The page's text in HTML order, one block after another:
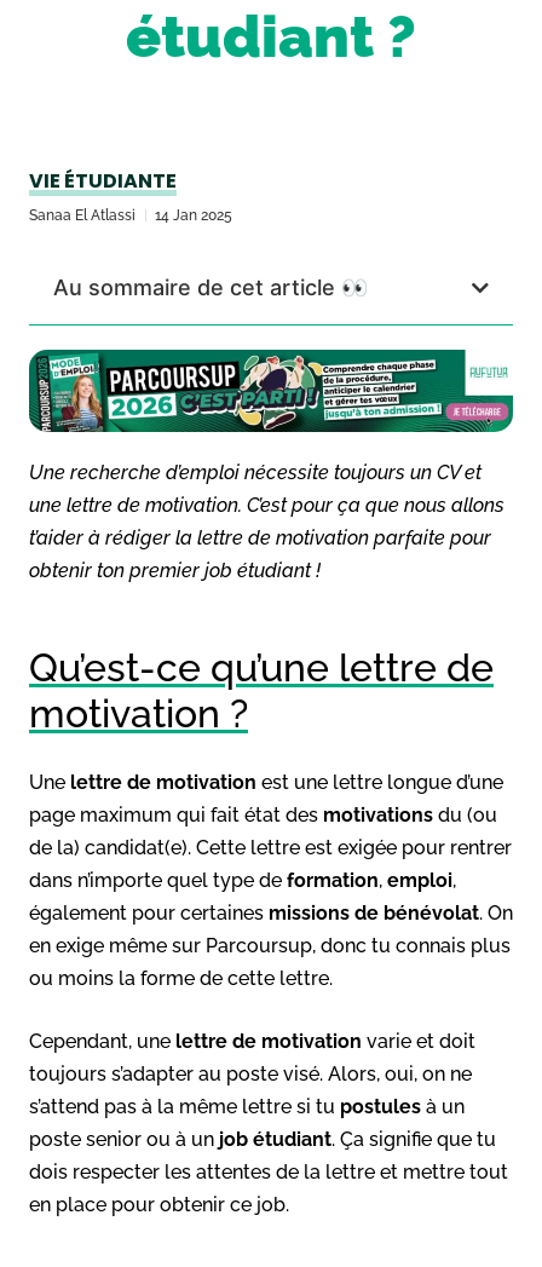
étudiant ?
VIE ÉTUDIANTE
Sanaa El Atlassi 14 Jan 2025
Au sommaire de cet article 👀
Une recherche d’emploi nécessite toujours un CV et
une lettre de motivation. C’est pour ça que nous allons
t’aider à rédiger la lettre de motivation parfaite pour
obtenir ton premier job étudiant !
Qu’est-ce qu’une lettre de
motivation ?
Une lettre de motivation est une lettre longue d’une
page maximum qui fait état des motivations du (ou
de la) candidat(e). Cette lettre est exigée pour rentrer
dans n’importe quel type de formation, emploi,
également pour certaines missions de bénévolat. On
en exige même sur Parcoursup, donc tu connais plus
ou moins la forme de cette lettre.
Cependant, une lettre de motivation varie et doit
toujours s’adapter au poste visé. Alors, oui, on ne
s’attend pas à la même lettre si tu postules à un
poste senior ou à un job étudiant. Ça signifie que tu
dois respecter les attentes de la lettre et mettre tout
en place pour obtenir ce job.